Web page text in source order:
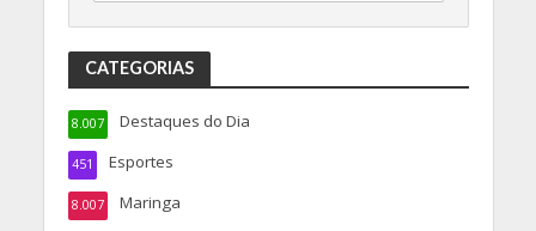
CATEGORIAS
Destaques do Dia
8.007
Esportes
451
Maringa
8.007